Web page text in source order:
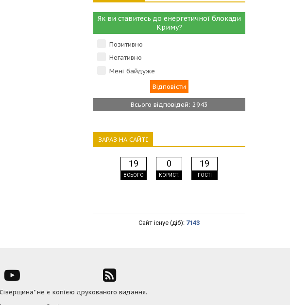
Як ви ставитесь до енергетичної блокади
Криму?
Позитивно
Негативно
Мені байдуже
Всього відповідей: 2943
ЗАРАЗ НА САЙТІ
19
ВСЬОГО
0
КОРИСТ.
19
ГОСТІ
Сайт існує (діб): 7143
не є копією друкованого видання.